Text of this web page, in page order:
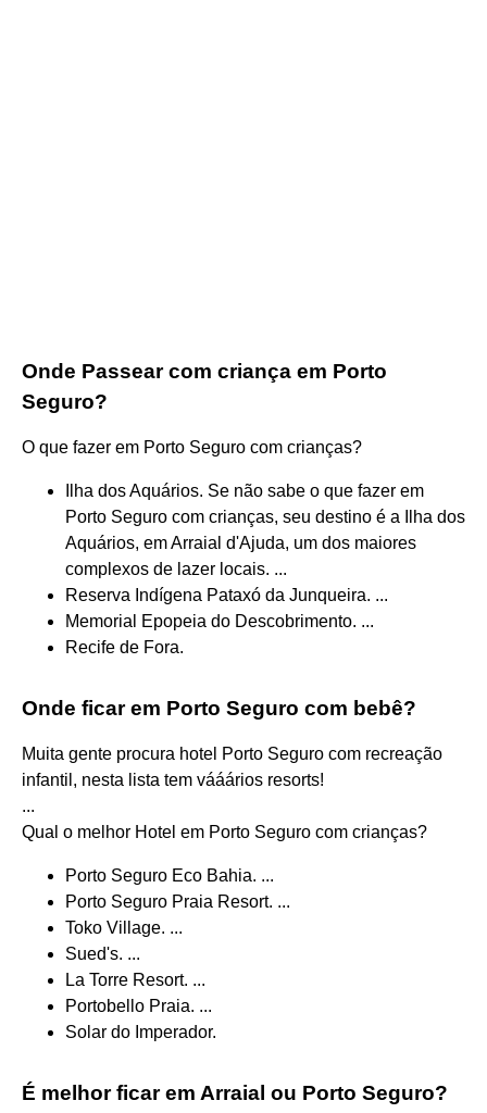
Onde Passear com criança em Porto
Seguro?
O que fazer em Porto Seguro com crianças?
Ilha dos Aquários. Se não sabe o que fazer em
Porto Seguro com crianças, seu destino é a Ilha dos
Aquários, em Arraial d'Ajuda, um dos maiores
complexos de lazer locais. ...
Reserva Indígena Pataxó da Junqueira. ...
Memorial Epopeia do Descobrimento. ...
Recife de Fora.
Onde ficar em Porto Seguro com bebê?
Muita gente procura hotel Porto Seguro com recreação
infantil, nesta lista tem vááários resorts!
...
Qual o melhor Hotel em Porto Seguro com crianças?
Porto Seguro Eco Bahia. ...
Porto Seguro Praia Resort. ...
Toko Village. ...
Sued's. ...
La Torre Resort. ...
Portobello Praia. ...
Solar do Imperador.
É melhor ficar em Arraial ou Porto Seguro?